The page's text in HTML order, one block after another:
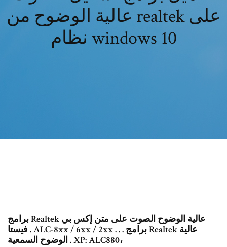
عالية الوضوح من realtek على
نظام windows 10
برامج Realtek عالية الوضوح الصوت على متن إكس بي
فيستا . ALC-8xx / 6xx / 2xx . . . برامج Realtek عالية
الوضوح السمعية . XP: ALC880،